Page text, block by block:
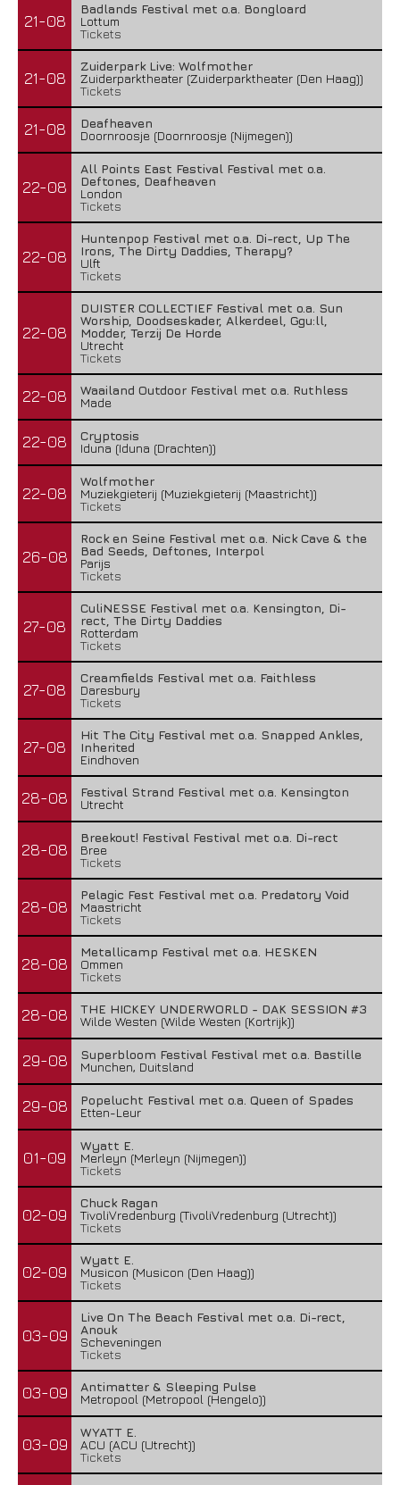
21-08
Badlands Festival met o.a. Bongloard
Lottum
Tickets
21-08
Zuiderpark Live: Wolfmother
Zuiderparktheater (Zuiderparktheater (Den Haag))
Tickets
21-08
Deafheaven
Doornroosje (Doornroosje (Nijmegen))
22-08
All Points East Festival Festival met o.a.
Deftones, Deafheaven
London
Tickets
22-08
Huntenpop Festival met o.a. Di-rect, Up The
Irons, The Dirty Daddies, Therapy?
Ulft
Tickets
22-08
DUISTER COLLECTIEF Festival met o.a. Sun
Worship, Doodseskader, Alkerdeel, Ggu:ll,
Modder, Terzij De Horde
Utrecht
Tickets
22-08
Waailand Outdoor Festival met o.a. Ruthless
Made
22-08
Cryptosis
Iduna (Iduna (Drachten))
22-08
Wolfmother
Muziekgieterij (Muziekgieterij (Maastricht))
Tickets
26-08
Rock en Seine Festival met o.a. Nick Cave & the
Bad Seeds, Deftones, Interpol
Parijs
Tickets
27-08
CuliNESSE Festival met o.a. Kensington, Di-
rect, The Dirty Daddies
Rotterdam
Tickets
27-08
Creamfields Festival met o.a. Faithless
Daresbury
Tickets
27-08
Hit The City Festival met o.a. Snapped Ankles,
Inherited
Eindhoven
28-08
Festival Strand Festival met o.a. Kensington
Utrecht
28-08
Breekout! Festival Festival met o.a. Di-rect
Bree
Tickets
28-08
Pelagic Fest Festival met o.a. Predatory Void
Maastricht
Tickets
28-08
Metallicamp Festival met o.a. HESKEN
Ommen
Tickets
28-08
THE HICKEY UNDERWORLD - DAK SESSION #3
Wilde Westen (Wilde Westen (Kortrijk))
29-08
Superbloom Festival Festival met o.a. Bastille
Munchen, Duitsland
29-08
Popelucht Festival met o.a. Queen of Spades
Etten-Leur
01-09
Wyatt E.
Merleyn (Merleyn (Nijmegen))
Tickets
02-09
Chuck Ragan
TivoliVredenburg (TivoliVredenburg (Utrecht))
Tickets
02-09
Wyatt E.
Musicon (Musicon (Den Haag))
Tickets
03-09
Live On The Beach Festival met o.a. Di-rect,
Anouk
Scheveningen
Tickets
03-09
Antimatter & Sleeping Pulse
Metropool (Metropool (Hengelo))
03-09
WYATT E.
ACU (ACU (Utrecht))
Tickets